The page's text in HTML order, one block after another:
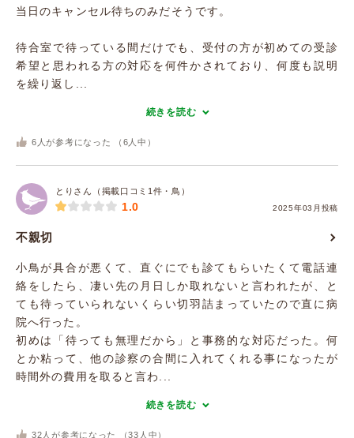
当日のキャンセル待ちのみだそうです。
待合室で待っている間だけでも、受付の方が初めての受診
希望と思われる方の対応を何件かされており、何度も説明
を繰り返し...
続きを読む
6 人が参考になった （ 6 人中）
とりさん（掲載口コミ1件・鳥）
2025年03月投稿
1.0
不親切
小鳥が具合が悪くて、直ぐにでも診てもらいたくて電話連
絡をしたら、凄い先の月日しか取れないと言われたが、と
ても待っていられないくらい切羽詰まっていたので直に病
院へ行った。
初めは「待っても無理だから」と事務的な対応だった。何
とか粘って、他の診察の合間に入れてくれる事になったが
時間外の費用を取ると言わ...
続きを読む
32 人が参考になった （33 人中）